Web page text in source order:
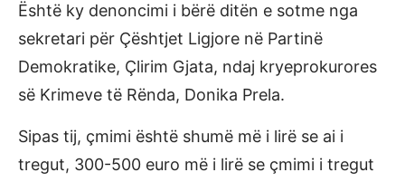
Është ky denoncimi i bërë ditën e sotme nga
sekretari për Çështjet Ligjore në Partinë
Demokratike, Çlirim Gjata, ndaj kryeprokurores
së Krimeve të Rënda, Donika Prela.
Sipas tij, çmimi është shumë më i lirë se ai i
tregut, 300-500 euro më i lirë se çmimi i tregut